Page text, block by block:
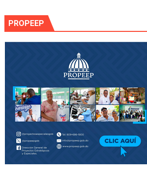
PROPEEP